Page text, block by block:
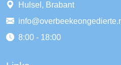
Hulsel, Brabant
8:00 - 18:00